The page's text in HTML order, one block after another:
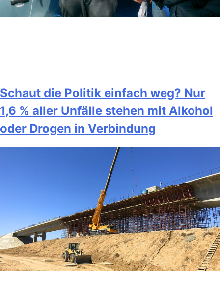
Schaut die Politik einfach weg? Nur
1,6 % aller Unfälle stehen mit Alkohol
oder Drogen in Verbindung